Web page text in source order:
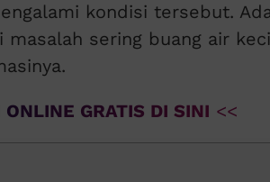
kondisi tersebut.
masalah sering buang air
ONLINE GRATIS DI SINI <<